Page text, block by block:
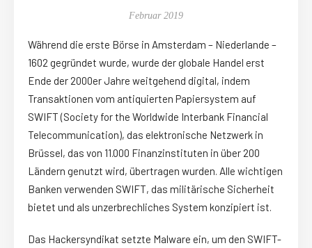
Februar 2019
Während die erste Börse in Amsterdam – Niederlande –
1602 gegründet wurde, wurde der globale Handel erst
Ende der 2000er Jahre weitgehend digital, indem
Transaktionen vom antiquierten Papiersystem auf
SWIFT (Society for the Worldwide Interbank Financial
Telecommunication), das elektronische Netzwerk in
Brüssel, das von 11.000 Finanzinstituten in über 200
Ländern genutzt wird, übertragen wurden. Alle wichtigen
Banken verwenden SWIFT, das militärische Sicherheit
bietet und als unzerbrechliches System konzipiert ist.
Das Hackersyndikat setzte Malware ein, um den SWIFT-